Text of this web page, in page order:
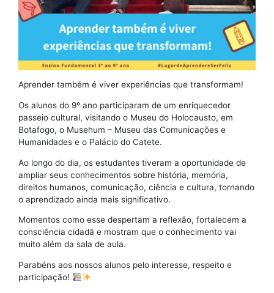
Aprender também é viver experiências que transformam!
Os alunos do 9º ano participaram de um enriquecedor
passeio cultural, visitando o Museu do Holocausto, em
Botafogo, o Musehum – Museu das Comunicações e
Humanidades e o Palácio do Catete.
Ao longo do dia, os estudantes tiveram a oportunidade de
ampliar seus conhecimentos sobre história, memória,
direitos humanos, comunicação, ciência e cultura, tornando
o aprendizado ainda mais significativo.
Momentos como esse despertam a reflexão, fortalecem a
consciência cidadã e mostram que o conhecimento vai
muito além da sala de aula.
Parabéns aos nossos alunos pelo interesse, respeito e
participação!